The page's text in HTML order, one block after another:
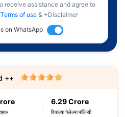
receive assistance and agree to
Terms of use & +Disclaimer
on WhatsApp
6.29 Crore
विकल्या गेलेल्या पॉलिसी
++